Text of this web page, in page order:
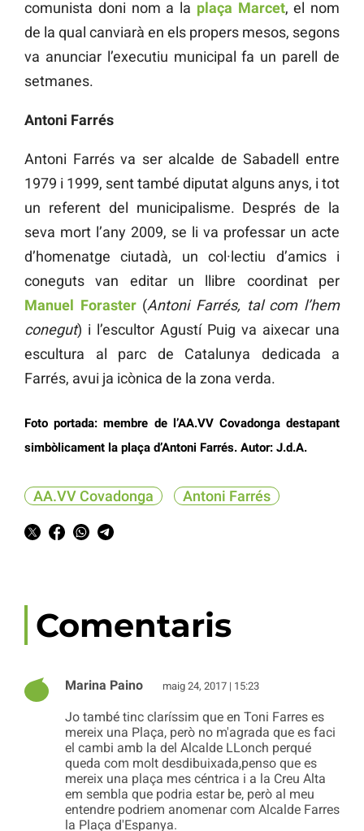
comunista doni nom a la plaça Marcet, el nom
de la qual canviarà en els propers mesos, segons
va anunciar l’executiu municipal fa un parell de
setmanes.
Antoni Farrés
Antoni Farrés va ser alcalde de Sabadell entre
1979 i 1999, sent també diputat alguns anys, i tot
un referent del municipalisme. Després de la
seva mort l’any 2009, se li va professar un acte
d’homenatge ciutadà, un col·lectiu d’amics i
coneguts van editar un llibre coordinat per
Manuel Foraster(Antoni Farrés, tal com l’hem
conegut) i l’escultor Agustí Puig va aixecar una
escultura al parc de Catalunya dedicada a
Farrés, avui ja icònica de la zona verda.
Foto portada: membre de l’AA.VV Covadonga destapant
simbòlicament la plaça d’Antoni Farrés. Autor: J.d.A.
AA.VV Covadonga Antoni Farrés
Comentaris
Marina Paino maig 24, 2017 | 15:23
Jo també tinc claríssim que en Toni Farres es
mereix una Plaça, però no m'agrada que es faci
el cambi amb la del Alcalde LLonch perqué
queda com molt desdibuixada,penso que es
mereix una plaça mes céntrica i a la Creu Alta
em sembla que podria estar be, però al meu
entendre podriem anomenar com Alcalde Farres
la Plaça d'Espanya.